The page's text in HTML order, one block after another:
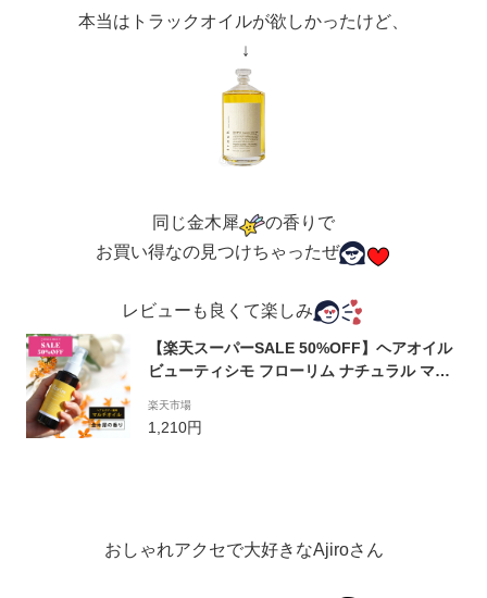
本当はトラックオイルが欲しかったけど、
↓
同じ金木犀
の香りで
お買い得なの見つけちゃったぜ
レビューも良くて楽しみ
【楽天スーパーSALE 50%OFF】ヘアオイル
ビューティシモ フローリム ナチュラル マル
い スタイリング ヘアトリートメント オスマ
ンサス キンモクセイ 美容室専売 ヘアケア ボ
楽天市場
1,210円
おしゃれアクセで大好きなAjiroさん